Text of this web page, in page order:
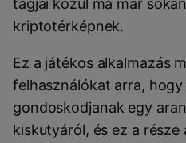
tagjai közül ma már
kriptotérképnek.
Ez a játékos alkalmazás
felhasználókat arra,
gondoskodjanak egy
kiskutyáról, és ez a része